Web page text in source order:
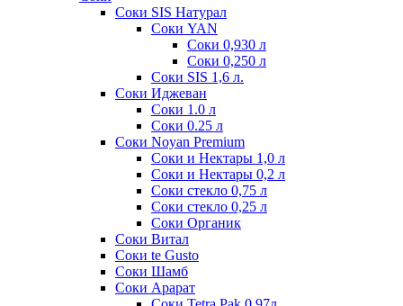
Соки SIS Натурал
Соки YAN
Соки 0,930 л
Соки 0,250 л
Соки SIS 1,6 л.
Соки Иджеван
Соки 1.0 л
Соки 0.25 л
Соки Noyan Premium
Соки и Нектары 1,0 л
Соки и Нектары 0,2 л
Соки стекло 0,75 л
Соки стекло 0,25 л
Соки Органик
Соки Витал
Соки te Gusto
Соки Шамб
Соки Арарат